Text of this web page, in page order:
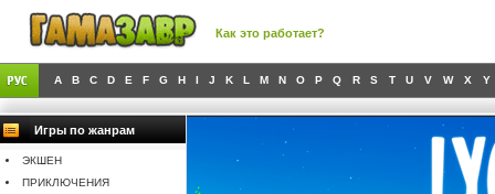
Как это работает?
A B C D E F G H I J K L M N O P Q R S T U V W X Y
Игры по жанрам
ЭКШЕН
ПРИКЛЮЧЕНИЯ